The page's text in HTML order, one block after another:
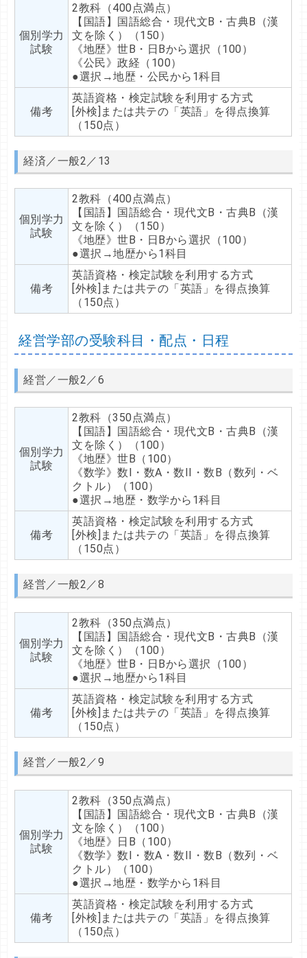
個別学力
試験
2教科（400点満点）
【国語】国語総合・現代文B・古典B（漢
文を除く）（150）
《地歴》世B・日Bから選択（100）
《公民》政経（100）
●選択→地歴・公民から1科目
備考
英語資格・検定試験を利用する方式
[外検]または共テの「英語」を得点換算
（150点）
経済／一般2／13
個別学力
試験
2教科（400点満点）
【国語】国語総合・現代文B・古典B（漢
文を除く）（150）
《地歴》世B・日Bから選択（100）
●選択→地歴から1科目
備考
英語資格・検定試験を利用する方式
[外検]または共テの「英語」を得点換算
（150点）
経営学部の受験科目・配点・日程
経営／一般2／6
個別学力
試験
2教科（350点満点）
【国語】国語総合・現代文B・古典B（漢
文を除く）（100）
《地歴》世B（100）
《数学》数I・数A・数II・数B（数列・ベ
クトル）（100）
●選択→地歴・数学から1科目
備考
英語資格・検定試験を利用する方式
[外検]または共テの「英語」を得点換算
（150点）
経営／一般2／8
個別学力
試験
2教科（350点満点）
【国語】国語総合・現代文B・古典B（漢
文を除く）（100）
《地歴》世B・日Bから選択（100）
●選択→地歴から1科目
備考
英語資格・検定試験を利用する方式
[外検]または共テの「英語」を得点換算
（150点）
経営／一般2／9
個別学力
試験
2教科（350点満点）
【国語】国語総合・現代文B・古典B（漢
文を除く）（100）
《地歴》日B（100）
《数学》数I・数A・数II・数B（数列・ベ
クトル）（100）
●選択→地歴・数学から1科目
備考
英語資格・検定試験を利用する方式
[外検]または共テの「英語」を得点換算
（150点）